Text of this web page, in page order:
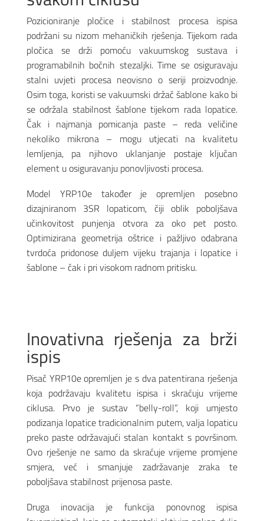
Pozicioniranje pločice i stabilnost procesa ispisa
podržani su nizom mehaničkih rješenja. Tijekom rada
pločica se drži pomoću vakuumskog sustava i
programabilnih bočnih stezaljki. Time se osiguravaju
stalni uvjeti procesa neovisno o seriji proizvodnje.
Osim toga, koristi se vakuumski držač šablone kako bi
se održala stabilnost šablone tijekom rada lopatice.
Čak i najmanja pomicanja paste – reda veličine
nekoliko mikrona – mogu utjecati na kvalitetu
lemljenja, pa njihovo uklanjanje postaje ključan
element u osiguravanju ponovljivosti procesa.
Model YRP10e također je opremljen posebno
dizajniranom 3SR lopaticom, čiji oblik poboljšava
učinkovitost punjenja otvora za oko pet posto.
Optimizirana geometrija oštrice i pažljivo odabrana
tvrdoća pridonose duljem vijeku trajanja i lopatice i
šablone – čak i pri visokom radnom pritisku.
Inovativna rješenja za brži
ispis
Pisač YRP10e opremljen je s dva patentirana rješenja
koja podržavaju kvalitetu ispisa i skraćuju vrijeme
ciklusa. Prvo je sustav “belly-roll”, koji umjesto
podizanja lopatice tradicionalnim putem, valja lopaticu
preko paste održavajući stalan kontakt s površinom.
Ovo rješenje ne samo da skraćuje vrijeme promjene
smjera, već i smanjuje zadržavanje zraka te
poboljšava stabilnost prijenosa paste.
Druga inovacija je funkcija ponovnog ispisa